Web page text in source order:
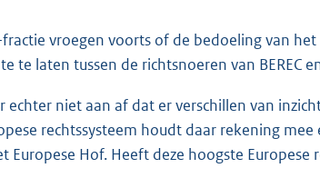
fractie vroegen voorts of de bedoeling van
te laten tussen de richtsnoeren van BEREC
echter niet aan af dat er verschillen van
rechtssysteem houdt daar rekening
Europese Hof. Heeft deze hoogste